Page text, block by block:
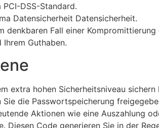
DSS-Standard.
Datensicherheit Datensicherheit.
Fall einer
Guthaben.
extra hohen Sicherheitsniveau
die Passwortspeicherung
Aktionen wie eine Auszahlung
Code generieren Sie in der